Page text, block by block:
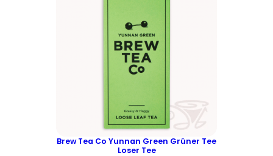
Brew Tea Co Yunnan Green Grüner Tee
Loser Tee